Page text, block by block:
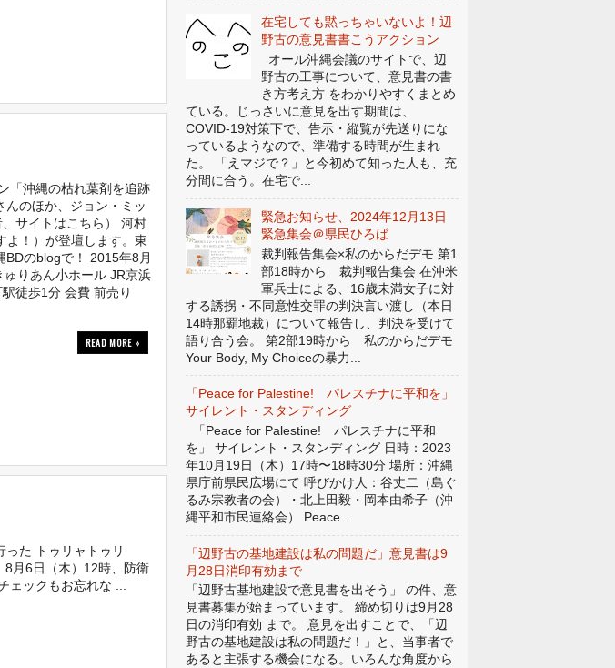
「沖縄の枯れ葉剤を追跡
のほか、ジョン・ミッ
サイトはこちら） 河村
よ！）が登壇します。東
のblogで！ 2015年8月
りあん小ホール JR京浜
徒歩1分 会費 前売り
READ MORE »
た トゥリャトゥリ
8月6日（木）12時、防衛
ェックもお忘れな ...
在宅しても黙っちゃいないよ！辺
野古の意見書書こうアクション
オール沖縄会議のサイトで、辺
野古の工事について、意見書の書
き方考え方 をわかりやすくまとめ
ている。じっさいに意見を出す期間は、
COVID-19対策下で、告示・縦覧が先送りにな
っているようなので、準備する時間が生まれ
た。 「えマジで？」と今初めて知った人も、充
分間に合う。在宅で...
緊急お知らせ、2024年12月13日
緊急集会＠県民ひろば
裁判報告集会×私のからだデモ 第1
部18時から 裁判報告集会 在沖米
軍兵士による、16歳未満女子に対
する誘拐・不同意性交罪の判決言い渡し（本日
14時那覇地裁）について報告し、判決を受けて
語り合う会。 第2部19時から 私のからだデモ
Your Body, My Choiceの暴力...
「Peace for Palestine! パレスチナに平和を」
サイレント・スタンディング
「Peace for Palestine! パレスチナに平和
を」 サイレント・スタンディング 日時：2023
年10月19日（木）17時〜18時30分 場所：沖縄
県庁前県民広場にて 呼びかけ人：谷丈二（島ぐ
るみ宗教者の会）・北上田毅・岡本由希子（沖
縄平和市民連絡会） Peace...
「辺野古の基地建設は私の問題だ」意見書は9
月28日消印有効まで
「辺野古基地建設で意見書を出そう」 の件、意
見書募集が始まっています。 締め切りは9月28
日の消印有効 まで。 意見を出すことで、「辺
野古の基地建設は私の問題だ！」と、当事者で
あると主張する機会になる。いろんな角度から